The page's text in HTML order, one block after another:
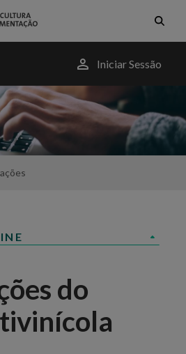
MenuIniciar Sessão
do